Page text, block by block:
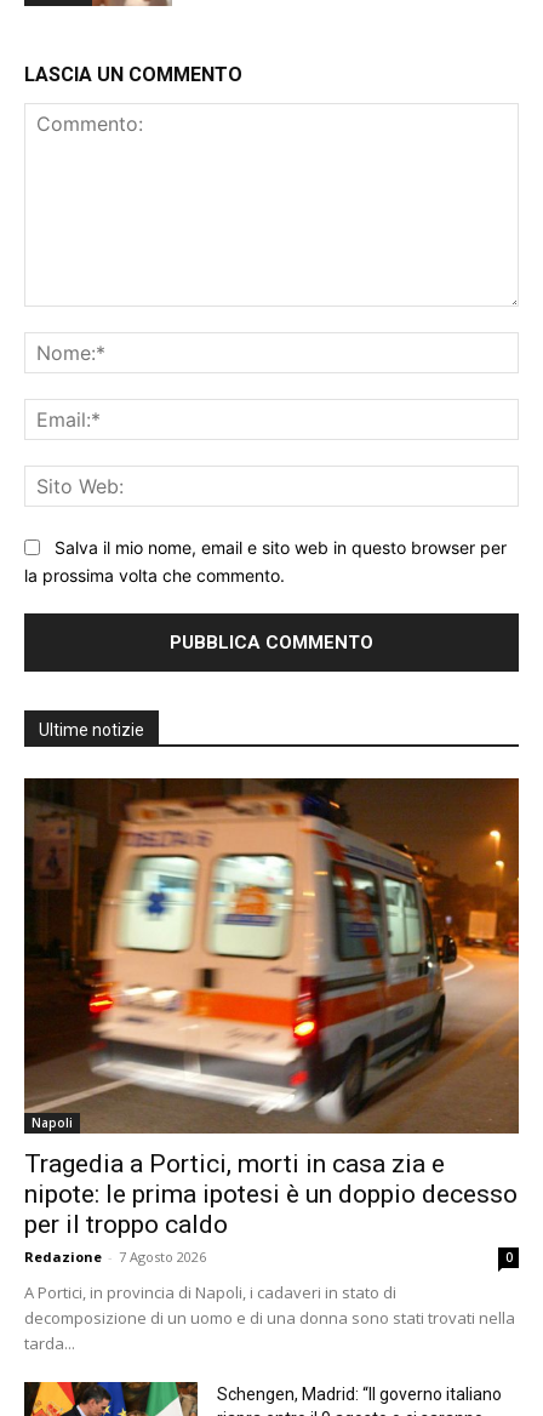
LASCIA UN COMMENTO
Salva il mio nome, email e sito web in questo browser per
la prossima volta che commento.
Ultime notizie
Napoli
Tragedia a Portici, morti in casa zia e
nipote: le prima ipotesi è un doppio decesso
per il troppo caldo
Redazione - 7 Agosto 2026 0
A Portici, in provincia di Napoli, i cadaveri in stato di
decomposizione di un uomo e di una donna sono stati trovati nella
tarda...
Schengen, Madrid: “Il governo italiano